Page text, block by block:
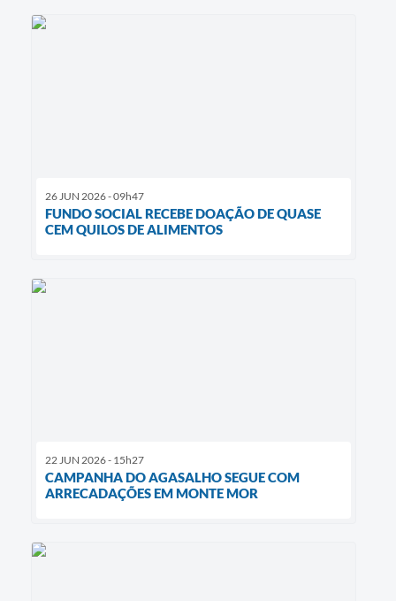
26 JUN 2026 - 09h47
FUNDO SOCIAL RECEBE DOAÇÃO DE QUASE
CEM QUILOS DE ALIMENTOS
22 JUN 2026 - 15h27
CAMPANHA DO AGASALHO SEGUE COM
ARRECADAÇÕES EM MONTE MOR